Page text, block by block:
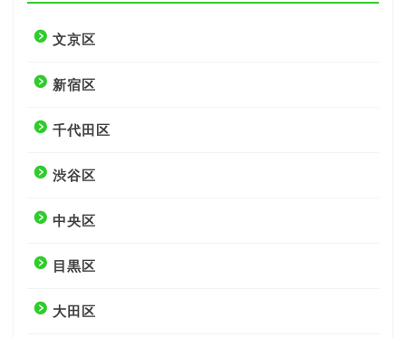
文京区
新宿区
千代田区
渋谷区
中央区
目黒区
大田区